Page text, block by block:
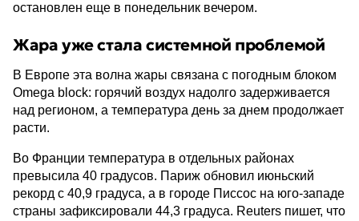
остановлен еще в понедельник вечером.
Жара уже стала системной проблемой
В Европе эта волна жары связана с погодным блоком
Omega block: горячий воздух надолго задерживается
над регионом, а температура день за днем продолжает
расти.
Во Франции температура в отдельных районах
превысила 40 градусов. Париж обновил июньский
рекорд с 40,9 градуса, а в городе Писсос на юго-западе
страны зафиксировали 44,3 градуса. Reuters пишет, что